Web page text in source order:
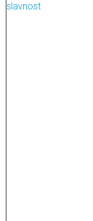
slavnost